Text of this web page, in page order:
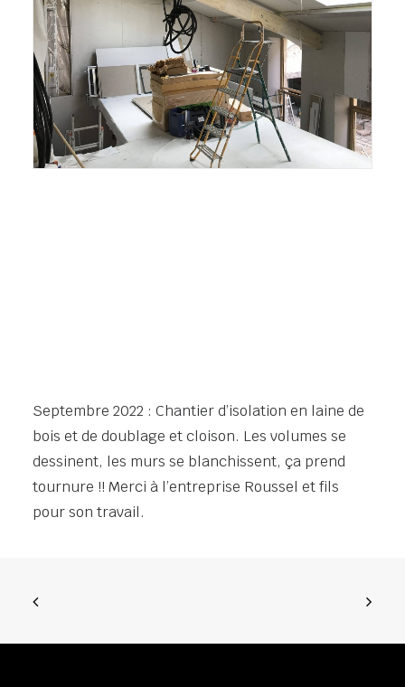
Septembre 2022 : Chantier d’isolation en laine de
bois et de doublage et cloison. Les volumes se
dessinent, les murs se blanchissent, ça prend
tournure !! Merci à l’entreprise Roussel et fils
pour son travail.